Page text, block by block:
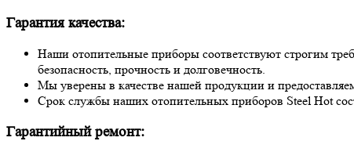
Гарантия качества:
Наши отопительные приборы соответствуют строгим
безопасность, прочность и долговечность.
Мы уверены в качестве нашей продукции и
Срок службы наших отопительных приборов Steel Hot
Гарантийный ремонт: